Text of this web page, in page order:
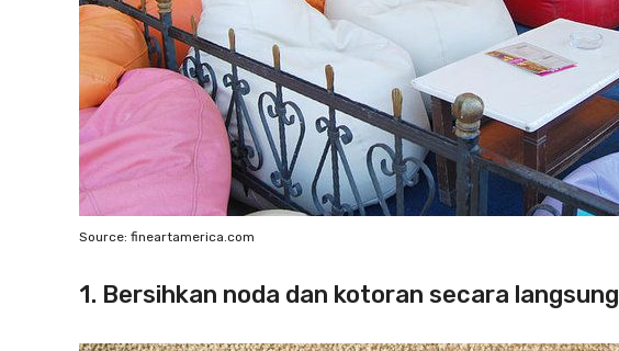
Source: fineartamerica.com
1. Bersihkan noda dan kotoran secara langsung